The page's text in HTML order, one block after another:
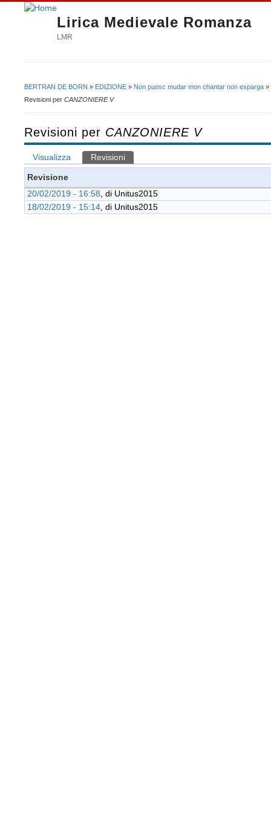
Lirica Medievale Romanza
LMR
Tu sei qui
BERTRAN DE BORN » EDIZIONE » Non puosc mudar mon chantar non esparga »
Revisioni per CANZONIERE V
Revisioni per CANZONIERE V
Schede primarie
Visualizza Revisioni
Revisione
20/02/2019 - 16:58 , di Unitus2015
18/02/2019 - 15:14 , di Unitus2015